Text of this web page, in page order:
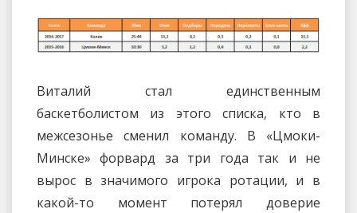
Виталий стал единственным
баскетболистом из этого списка, кто в
межсезонье сменил команду. В «Цмоки-
Минске» форвард за три года так и не
вырос в значимого игрока ротации, и в
какой-то момент потерял доверие